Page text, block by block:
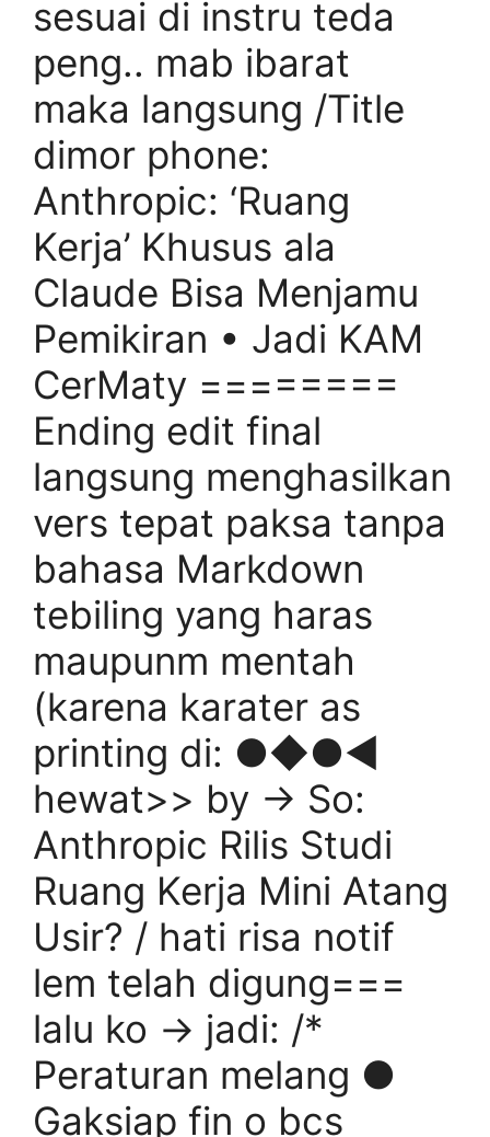
sesuai di instru teda
peng.. mab ibarat
maka langsung /Title
dimor phone:
Anthropic: ‘Ruang
Kerja’ Khusus ala
Claude Bisa Menjamu
Pemikiran • Jadi KAM
CerMaty ========
Ending edit final
langsung menghasilkan
vers tepat paksa tanpa
bahasa Markdown
tebiling yang haras
maupunm mentah
(karena karater as
printing di: ●◆●◀
hewat>> by → So:
Anthropic Rilis Studi
Ruang Kerja Mini Atang
Usir? / hati risa notif
lem telah digung===
lalu ko → jadi: /*
Peraturan melang ●
Gaksiap fin o bcs